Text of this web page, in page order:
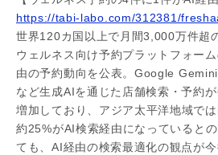
https://tabi-labo.com/312381/
世界120カ国以上で月間3,000万件超
ウェルネス向け予約プラットフォー
由の予約動向を公表。Google
など生成AIを通じた店舗検索・予約
増加しており、アジア太平洋地域で
約25%がAI検索経由になっていると
ても、AI経由の検索最適化の観点が